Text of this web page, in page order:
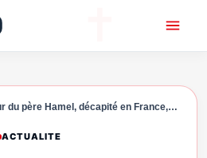
du père Hamel, décapité en France,…
ACTUALITE